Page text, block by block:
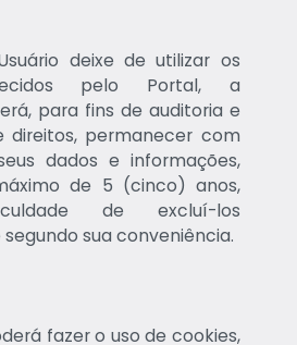
deixe de utilizar os
pelo Portal, a
para fins de auditoria e
direitos, permanecer com
dados e informações,
de 5 (cinco) anos,
de excluí-los
sua conveniência.
fazer o uso de cookies,